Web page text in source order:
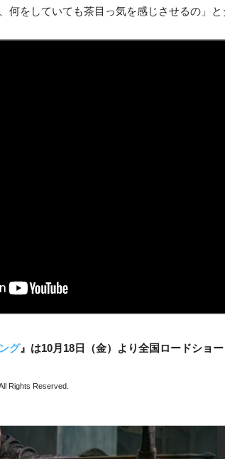
何をしていても茶目っ気を感じさせるの」と
グ』は10月18日（金）より全国ロードショー
Rights Reserved.